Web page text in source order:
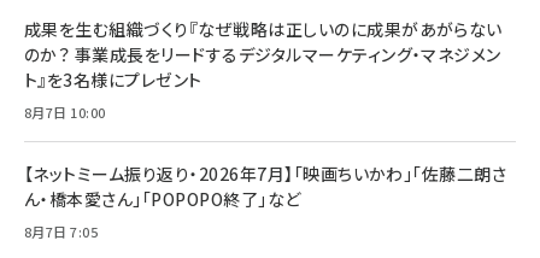
成果を生む組織づくり『なぜ戦略は正しいのに成果があがらない
のか？ 事業成長をリードするデジタルマーケティング・マネジメン
ト』を3名様にプレゼント
8月7日 10:00
【ネットミーム振り返り・2026年7月】「映画ちいかわ」「佐藤二朗さ
ん・橋本愛さん」「POPOPO終了」など
8月7日 7:05